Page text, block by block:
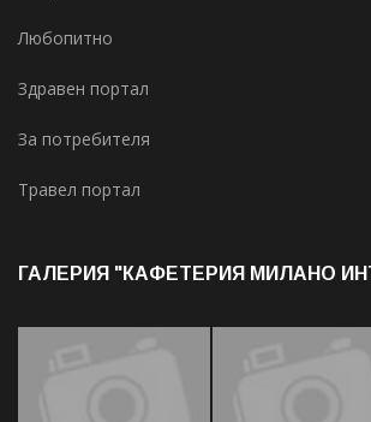
Любопитно
Здравен портал
За потребителя
Травел портал
ГАЛЕРИЯ "КАФЕТЕРИЯ МИЛАНО